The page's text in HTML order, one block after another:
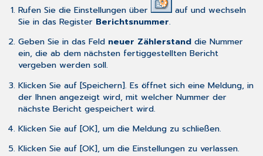
Leistungen
angezeigt?
erhalte
ich
die
Fehlermeldung
"Kein
Bericht
vorhanden"?
Rufen Sie die Einstellungen über
auf und wechseln
Sie in das Register Berichtsnummer.
Geben Sie in das Feld neuer Zählerstanddie Nummer
ein, die ab dem nächsten fertiggestellten Bericht
vergeben werden soll.
Klicken Sie auf [Speichern]. Es öffnet sich eine Meldung, in
der Ihnen angezeigt wird, mit welcher Nummer der
nächste Bericht gespeichert wird.
Klicken Sie auf [OK], um die Meldung zu schließen.
Klicken Sie auf [OK], um die Einstellungen zu verlassen.